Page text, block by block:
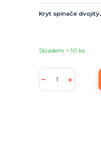
Kryt spínače dvojitý,
Skladem > 10 ks